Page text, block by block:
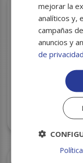
PAPEL PERLA
mejorar la
analíticos y,
campañas
anuncios y
de privacidad